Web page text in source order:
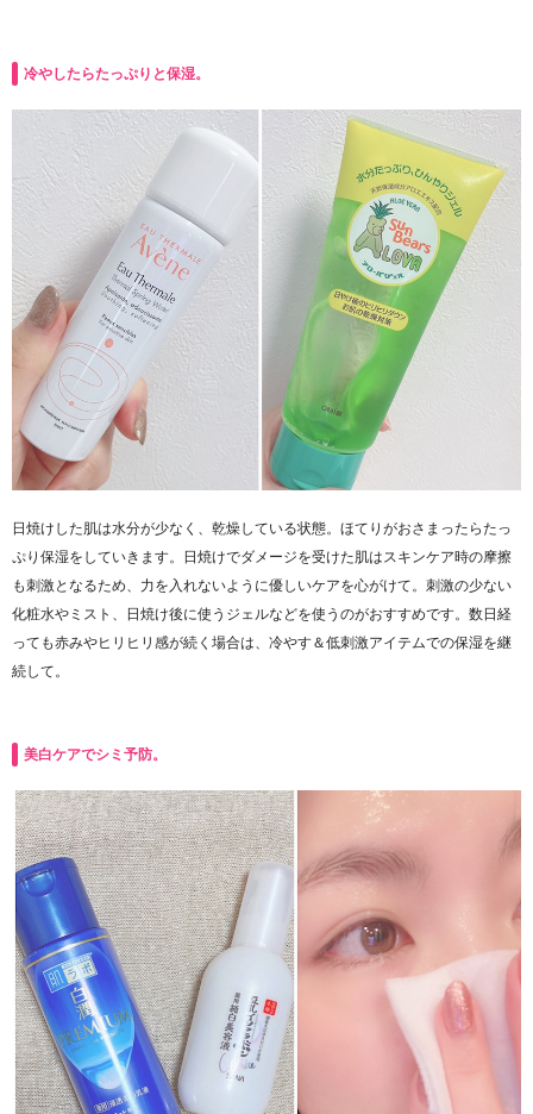
冷やしたらたっぷりと保湿。
日焼けした肌は水分が少なく、乾燥している状態。ほてりがおさまったらたっ
ぷり保湿をしていきます。日焼けでダメージを受けた肌はスキンケア時の摩擦
も刺激となるため、力を入れないように優しいケアを心がけて。刺激の少ない
化粧水やミスト、日焼け後に使うジェルなどを使うのがおすすめです。数日経
っても赤みやヒリヒリ感が続く場合は、冷やす＆低刺激アイテムでの保湿を継
続して。
美白ケアでシミ予防。